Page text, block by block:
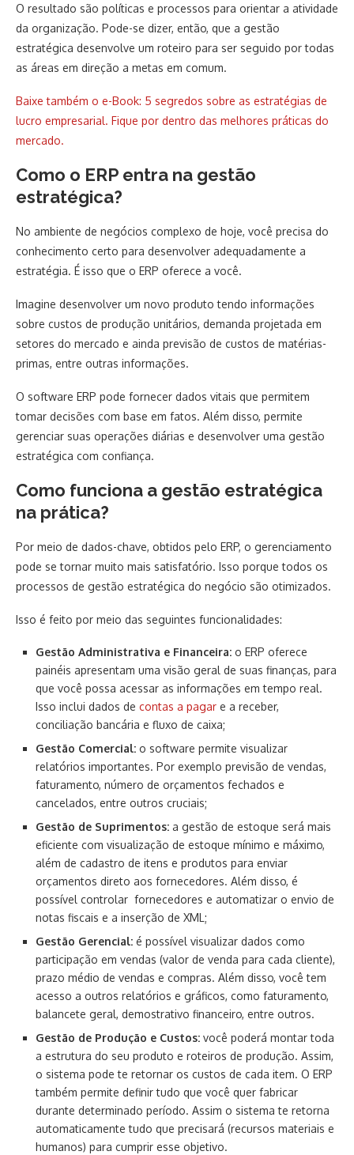
O resultado são políticas e processos para orientar a atividade
da organização. Pode-se dizer, então, que a gestão
estratégica desenvolve um roteiro para ser seguido por todas
as áreas em direção a metas em comum.
Baixe também o e-Book: 5 segredos sobre as estratégias de
lucro empresarial. Fique por dentro das melhores práticas do
mercado.
Como o ERP entra na gestão
estratégica?
No ambiente de negócios complexo de hoje, você precisa do
conhecimento certo para desenvolver adequadamente a
estratégia. É isso que o ERP oferece a você.
Imagine desenvolver um novo produto tendo informações
sobre custos de produção unitários, demanda projetada em
setores do mercado e ainda previsão de custos de matérias-
primas, entre outras informações.
O software ERP pode fornecer dados vitais que permitem
tomar decisões com base em fatos. Além disso, permite
gerenciar suas operações diárias e desenvolver uma gestão
estratégica com confiança.
Como funciona a gestão estratégica
na prática?
Por meio de dados-chave, obtidos pelo ERP, o gerenciamento
pode se tornar muito mais satisfatório. Isso porque todos os
processos de gestão estratégica do negócio são otimizados.
Isso é feito por meio das seguintes funcionalidades:
Gestão Administrativa e Financeira: o ERP oferece
painéis apresentam uma visão geral de suas finanças, para
que você possa acessar as informações em tempo real.
Isso inclui dados de contas a pagar e a receber,
conciliação bancária e fluxo de caixa;
Gestão Comercial: o software permite visualizar
relatórios importantes. Por exemplo previsão de vendas,
faturamento, número de orçamentos fechados e
cancelados, entre outros cruciais;
Gestão de Suprimentos: a gestão de estoque será mais
eficiente com visualização de estoque mínimo e máximo,
além de cadastro de itens e produtos para enviar
orçamentos direto aos fornecedores. Além disso, é
possível controlar fornecedores e automatizar o envio de
notas fiscais e a inserção de XML;
Gestão Gerencial: é possível visualizar dados como
participação em vendas (valor de venda para cada cliente),
prazo médio de vendas e compras. Além disso, você tem
acesso a outros relatórios e gráficos, como faturamento,
balancete geral, demostrativo financeiro, entre outros.
Gestão de Produção e Custos: você poderá montar toda
a estrutura do seu produto e roteiros de produção. Assim,
o sistema pode te retornar os custos de cada item. O ERP
também permite definir tudo que você quer fabricar
durante determinado período. Assim o sistema te retorna
automaticamente tudo que precisará (recursos materiais e
humanos) para cumprir esse objetivo.